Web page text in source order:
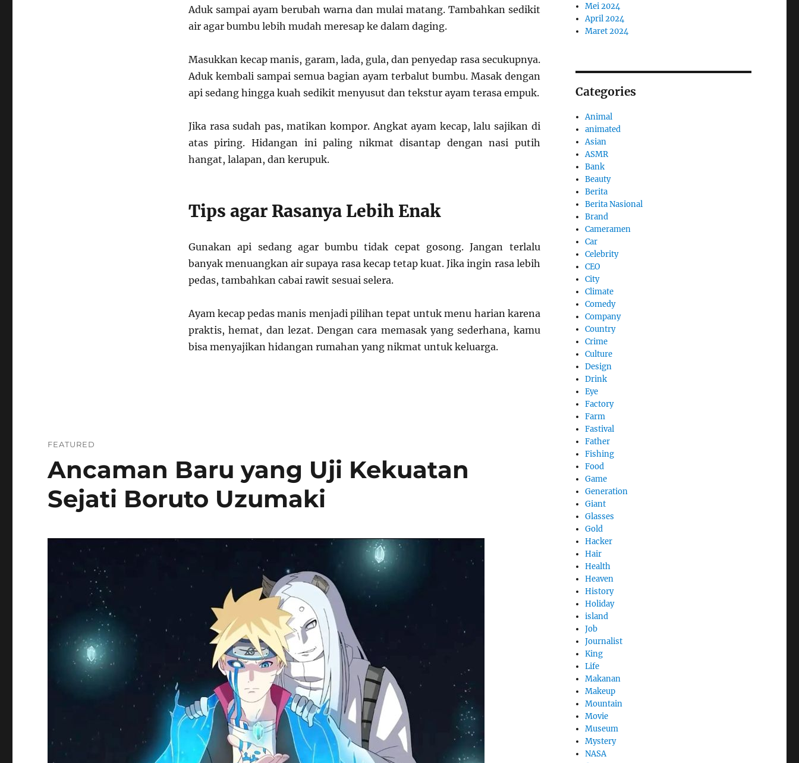
Aduk sampai ayam berubah warna dan mulai matang. Tambahkan sedikit
air agar bumbu lebih mudah meresap ke dalam daging.
Masukkan kecap manis, garam, lada, gula, dan penyedap rasa secukupnya.
Aduk kembali sampai semua bagian ayam terbalut bumbu. Masak dengan
api sedang hingga kuah sedikit menyusut dan tekstur ayam terasa empuk.
Jika rasa sudah pas, matikan kompor. Angkat ayam kecap, lalu sajikan di
atas piring. Hidangan ini paling nikmat disantap dengan nasi putih
hangat, lalapan, dan kerupuk.
Tips agar Rasanya Lebih Enak
Gunakan api sedang agar bumbu tidak cepat gosong. Jangan terlalu
banyak menuangkan air supaya rasa kecap tetap kuat. Jika ingin rasa lebih
pedas, tambahkan cabai rawit sesuai selera.
Ayam kecap pedas manis menjadi pilihan tepat untuk menu harian karena
praktis, hemat, dan lezat. Dengan cara memasak yang sederhana, kamu
bisa menyajikan hidangan rumahan yang nikmat untuk keluarga.
FEATURED
Ancaman Baru yang Uji Kekuatan
Sejati Boruto Uzumaki
Mei 2024
April 2024
Maret 2024
Categories
Animal
animated
Asian
ASMR
Bank
Beauty
Berita
Berita Nasional
Brand
Cameramen
Car
Celebrity
CEO
City
Climate
Comedy
Company
Country
Crime
Culture
Design
Drink
Eye
Factory
Farm
Fastival
Father
Fishing
Food
Game
Generation
Giant
Glasses
Gold
Hacker
Hair
Health
Heaven
History
Holiday
island
Job
Journalist
King
Life
Makanan
Makeup
Mountain
Movie
Museum
Mystery
NASA